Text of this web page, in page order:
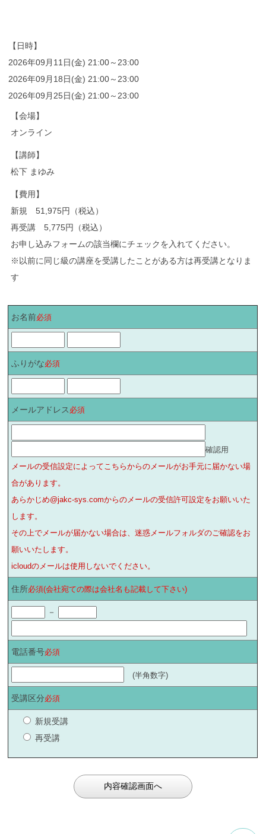
【日時】
2026年09月11日(金) 21:00～23:00
2026年09月18日(金) 21:00～23:00
2026年09月25日(金) 21:00～23:00
【会場】
オンライン
【講師】
松下 まゆみ
【費用】
新規 51,975円（税込）
再受講 5,775円（税込）
お申し込みフォームの該当欄にチェックを入れてください。
※以前に同じ級の講座を受講したことがある方は再受講となりま
す
お名前必須
ふりがな必須
メールアドレス 必須
確認用
メールの受信設定によってこちらからのメールがお手元に届かない場
合があります。
あらかじめ@jakc-sys.comからのメールの受信許可設定をお願いいた
します。
その上でメールが届かない場合は、迷惑メールフォルダのご確認をお
願いいたします。
icloudのメールは使用しないでください。
住所必須(会社宛ての際は会社名も記載して下さい)
－
電話番号必須
(半角数字)
受講区分必須
新規受講
再受講